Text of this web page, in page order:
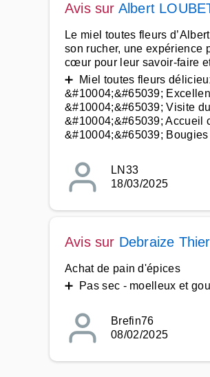
Avis sur Albert
Le miel toutes fleurs
son rucher, une expérience
cœur pour leur savoir-faire
➕ Miel toutes fleurs
&#10004;&#65039;
&#10004;&#65039; Visite
&#10004;&#65039; Accueil
&#10004;&#65039;
LN33
18/03/2025
Avis sur Debraize
Achat de pain d'épices
➕ Pas sec - moelleux et
Brefin76
08/02/2025